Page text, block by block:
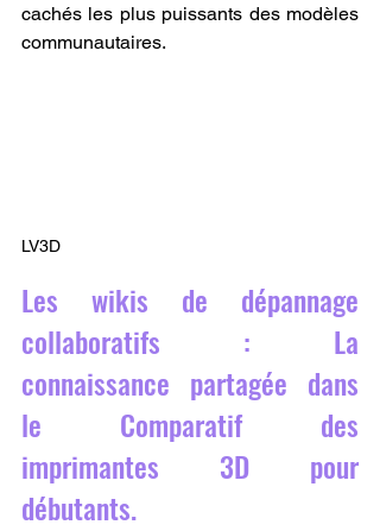
cachés les plus puissants des modèles
communautaires.
LV3D
Les wikis de dépannage
collaboratifs : La
connaissance partagée dans
le Comparatif des
imprimantes 3D pour
débutants.